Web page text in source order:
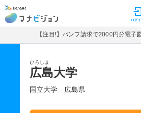
マナビジョン ログ
【注目!】パンフ請求で2000円分電子
ひろしま
広島大学
国立大学 広島県